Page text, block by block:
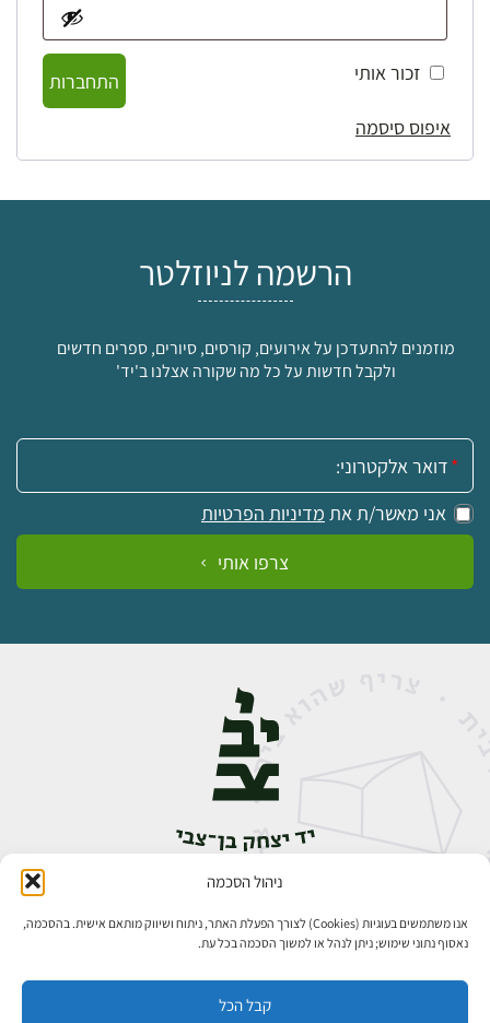
ניהול הסכמה
אנו משתמשים בעוגיות (Cookies) לצורך הפעלת האתר, ניתוח ושיווק מותאם אישית. בהסכמה,
נאסוף נתוני שימוש; ניתן לנהל או למשוך הסכמה בכל עת.
קבל הכל
זכור אותי
התחברות
איפוס סיסמה
הרשמה לניוזלטר
מוזמנים להתעדכן על אירועים, קורסים, סיורים, ספרים חדשים
ולקבל חדשות על כל מה שקורה אצלנו ב'יד'
אימייל:
אני מאשר/ת את מדיניות הפרטיות
צרפו אותי
אבן גבירול 14, רחביה, ירושלים